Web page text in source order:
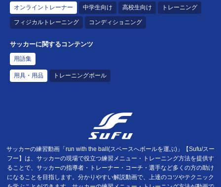
オンライントレーナー 中学生向け 高校生向け トレーニング
フィジカルトレーニング コンディショニング
サッカーに関するコンテンツ
用語集
用具・用品 トレーニングボール
サッカーの練習動画「run with the ball(スペースへボールを運ぶ)」【Sufu/スー
フー】は、サッカーの現場で役立つ練習メニュー・トレーニング方法を提供す
ることで、サッカーの指導者・トレーナー・コーチ・選手など多くの方の助け
になることを目指します。分かりやすい解説動画で、上達のコツやテクニック